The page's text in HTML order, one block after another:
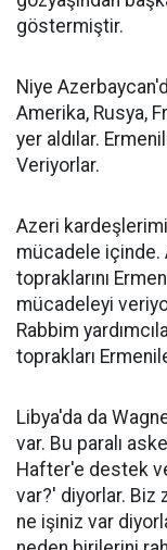
göstermiştir.
Niye
Amerika, Rusya,
yer aldılar.
Veriyorlar.
Azeri
mücadele içinde.
topraklarını
mücadeleyi
Rabbim
toprakları
Libya'da da
var. Bu paralı
Hafter'e destek
var?' diyorlar. Biz
ne işiniz var